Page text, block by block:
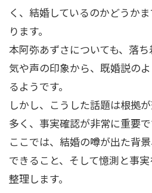
く、結婚しているのかどうか
ります。
本阿弥あずさについても、落
気や声の印象から、既婚説の
るようです。
しかし、こうした話題は根拠
多く、事実確認が非常に重要で
ここでは、結婚の噂が出た背
できること、そして憶測と事
整理します。